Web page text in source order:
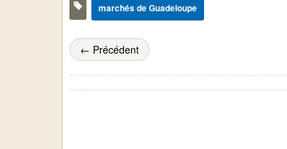
marchés de Guadeloupe
← Précédent